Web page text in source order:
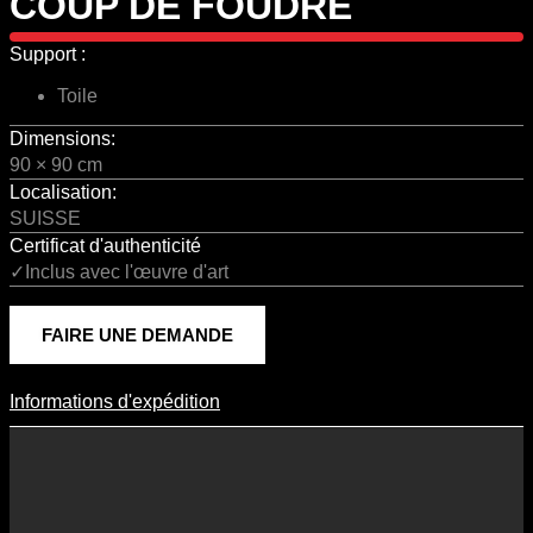
Support :
Toile
Dimensions:
90 × 90 cm
Localisation:
SUISSE
Certificat d'authenticité
✓Inclus avec l'œuvre d'art
FAIRE UNE DEMANDE
Informations D'expédition
Informations d'expédition